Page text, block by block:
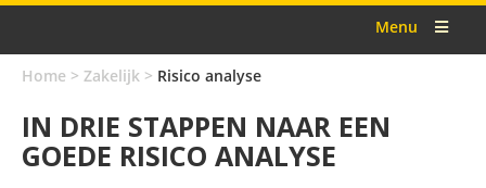
Menu
Home > Zakelijk > Risico analyse
IN DRIE STAPPEN NAAR EEN
GOEDE RISICO ANALYSE